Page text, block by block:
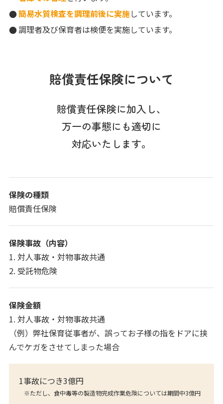
簡易水質検査を調理前後に実施しています。
調理者及び保育者は検便を実施しています。
賠償責任保険について
賠償責任保険に加入し、
万一の事態にも適切に
対応いたします。
保険の種類
賠償責任保険
保険事故（内容）
1. 対人事故・対物事故共通
2. 受託物危険
保険金額
1. 対人事故・対物事故共通
（例）弊社保育従事者が、誤ってお子様の指をドアに挟
んでケガをさせてしまった場合
1事故につき3億円
※ただし、食中毒等の製造物完成作業危険については期間中3億円